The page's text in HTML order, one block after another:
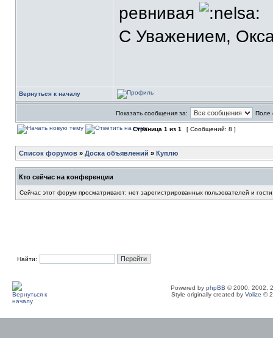
ревнивая
С Уважением,
Вернуться к началу
Показать сообщения за: Поле
Страница 1 из 1 [ Сообщений: 8 ]
Список форумов » Доска объявлений » Куплю
Кто сейчас на конференции
Сейчас этот форум просматривают: нет зарегистрированных пользователей и
Найти:
Powered by phpBB © 2000, 2002,
Style originally created by Volize ©